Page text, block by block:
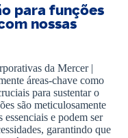
para funções
nossas
da Mercer |
áreas-chave como
para sustentar o
são meticulosamente
essenciais e podem ser
garantindo que